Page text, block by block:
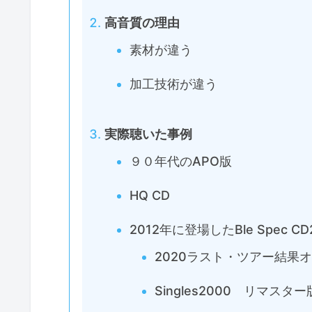
高音質の理由
素材が違う
加工技術が違う
実際聴いた事例
９０年代のAPO版
HQ CD
2012年に登場したBle Spec
2020ラスト・ツアー結果
Singles2000 リマスター